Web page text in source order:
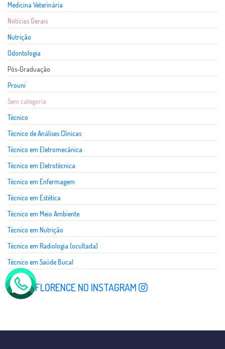
Medicina Veterinária
Notícias Gerais
Nutrição
Odontologia
Pós-Graduação
Prouni
Sem categoria
Técnico
Técnico de Análises Clínicas
Técnico em Eletromecânica
Técnico em Eletrotécnica
Técnico em Enfermagem
Técnico em Estética
Técnico em Meio Ambiente
Técnico em Nutrição
Técnico em Radiologia (ocultada)
Técnico em Saúde Bucal
SIGA A FLORENCE NO INSTAGRAM